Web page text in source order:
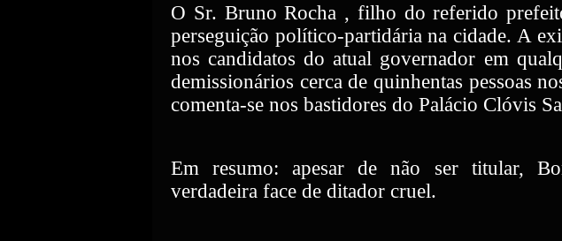
O Sr. Bruno Rocha , filho do referido
perseguição político-partidária na cidade. A
nos candidatos do atual governador em
demissionários cerca de quinhentas pessoas
comenta-se nos bastidores do Palácio Clóvis
Em resumo: apesar de não ser titular,
verdadeira face de ditador cruel.